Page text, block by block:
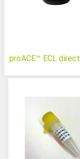
proACE™ ECL direct